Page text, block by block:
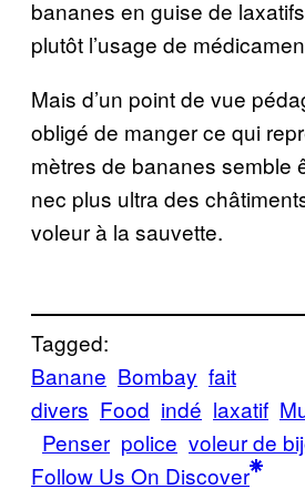
bananes en guise de
plutôt l’usage de
Mais d’un point de vue
obligé de manger ce qui
mètres de bananes semble
nec plus ultra des
voleur à la sauvette.
Tagged:
Banane Bombay fait
divers Food indé laxatif
Penser police voleur de
Follow Us On Discover